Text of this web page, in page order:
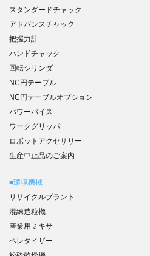
スタンダードチャック
アドバンスチャック
把握力計
ハンドチャック
回転シリンダ
NC円テーブル
NC円テーブルオプション
パワーバイス
ワークグリッパ
ロボットアクセサリー
生産中止品のご案内
■環境機械
リサイクルプラント
混練造粒機
産業用ミキサ
ペレタイザー